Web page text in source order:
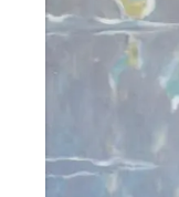
VOL. 3 :